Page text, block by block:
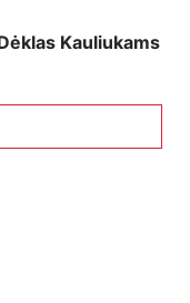
Kauliukams